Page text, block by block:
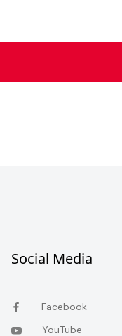
Social Media
Facebook
YouTube